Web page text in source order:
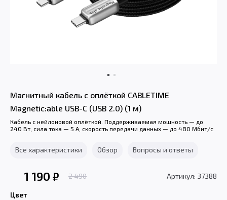
Магнитный кабель с оплёткой CABLETIME
Magnetic:able USB-C (USB 2.0) (1 м)
Кабель с нейлоновой оплёткой. Поддерживаемая мощность — до
240 Вт, сила тока — 5 А, скорость передачи данных — до 480 Мбит/с
Все характеристики Обзор Вопросы и ответы
1 190 ₽ 2 490 Артикул: 37388
Цвет